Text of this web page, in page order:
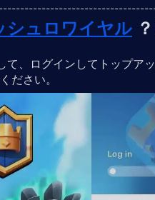
シュロワイヤル ？
、ログインしてトップア
ださい。